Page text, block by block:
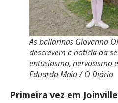
As bailarinas Giovanna
descrevem a notícia da
entusiasmo, nervosismo
Eduarda Maia / O Diário
Primeira vez em Joinville